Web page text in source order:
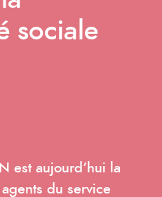
sociale
est aujourd’hui la
du service